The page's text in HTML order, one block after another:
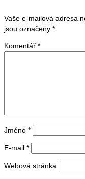
Vaše e-mailová adresa
jsou označeny *
Komentář *
Jméno *
E-mail *
Webová stránka